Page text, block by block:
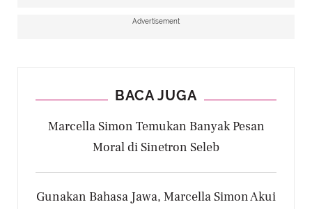
Advertisement
BACA JUGA
Marcella Simon Temukan Banyak Pesan
Moral di Sinetron Seleb
Gunakan Bahasa Jawa, Marcella Simon Akui